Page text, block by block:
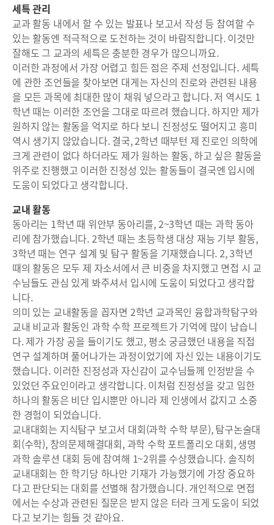
세특 관리
교과 활동 내에서 할 수 있는 발표나 보고서 작성 등 참여할 수
있는 활동엔 적극적으로 도전하는 것이 바람직합니다. 이것만
잘해도 그 교과의 세특은 충분한 경우가 많으니까요.
이러한 과정에서 가장 어렵고 힘든 점은 주제 선정입니다. 세특
에 관한 조언들을 찾아보면 대게는 자신의 진로와 관련된 내용
을 모든 과목에 최대한 많이 채워 넣으라고 합니다. 저 역시도 1
학년 때는 이러한 조언을 그대로 따르려 했습니다. 하지만 제가
원하지 않는 활동을 억지로 하다 보니 진정성도 떨어지고 흥미
역시 생기지 않았습니다. 결국, 2학년 때부턴 제 진로인 의학에
크게 관련이 없다 하더라도 제가 원하는 활동, 하고 싶은 활동을
위주로 진행했고 이러한 진정성 있는 활동들이 결국엔 입시에
도움이 되었다고 생각합니다.
교내 활동
동아리는 1학년 때 위안부 동아리를, 2~3학년 때는 과학 동아
리에 참가했습니다. 2학년 때는 초등학생 대상 재능 기부 활동,
3학년 때는 연구 설계 및 탐구 활동을 기재했습니다. 2, 3학년
때의 활동은 모두 제 자소서에서 큰 비중을 차지했고 면접 시 교
수님들도 관심 있게 봐주셔서 입시에 도움이 되었다고 생각합
니다.
의미 있는 교내활동을 꼽자면 2학년 교과목인 융합과학탐구와
교내 비교과 활동인 과학 수학 프로젝트가 기억에 많이 남습니
다. 제가 가장 공을 들이기도 했고, 평소 궁금했던 내용을 직접
연구 설계하며 풀어나가는 과정이었기에 자신 있는 내용이기도
했습니다. 이러한 진정성과 자신감이 교수님들께 인정받을 수
있었던 주요인이라고 생각합니다. 이처럼 진정성을 갖고 임한
하나의 활동은 비단 입시뿐만 아니라 제 인생에서 값지고 소중
한 경험이 되었습니다.
교내대회는 지식탐구 보고서 대회(과학 수학 부문), 탐구논술대
회(수학), 창의문제해결대회, 과학 수학 포트폴리오 대회, 생명
과학 솔루션 대회 등에 참여해 1~2위를 수상했습니다. 솔직히
교내대회는 한 학기당 하나만 기재가 가능했기에 가장 중요하
다고 판단되는 대회를 선별해 참가했습니다. 개인적으로 면접
에서는 수상과 관련된 질문은 받지 않은 터라 크게 도움이 되었
다고 보기는 힘들 것 같아요.